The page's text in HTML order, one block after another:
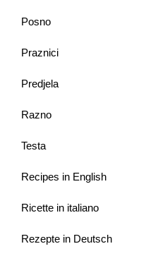
Posno
Praznici
Predjela
Razno
Testa
Recipes in English
Ricette in italiano
Rezepte in Deutsch